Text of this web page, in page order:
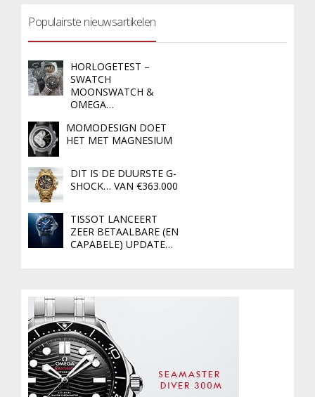
Populairste nieuwsartikelen
HORLOGETEST –
SWATCH
MOONSWATCH &
OMEGA…
MOMODESIGN DOET
HET MET MAGNESIUM
DIT IS DE DUURSTE G-
SHOCK… VAN €363.000
TISSOT LANCEERT
ZEER BETAALBARE (EN
CAPABELE) UPDATE…